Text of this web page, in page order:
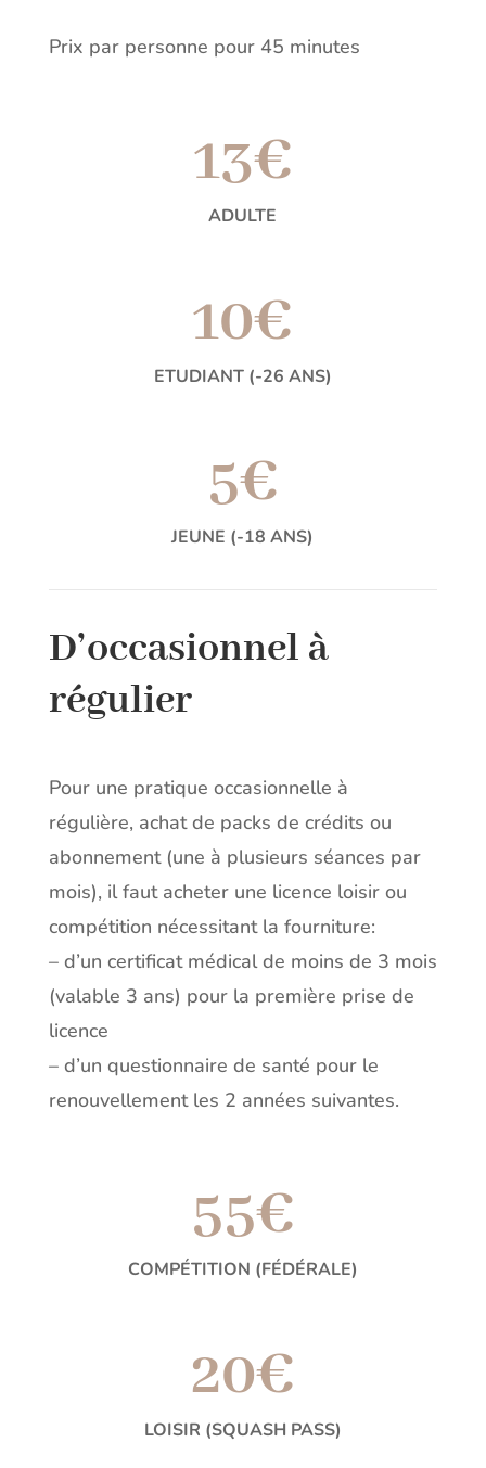
Prix par personne pour 45 minutes
13€
ADULTE
10€
ETUDIANT (-26 ANS)
5€
JEUNE (-18 ANS)
D’occasionnel à
régulier
Pour une pratique occasionnelle à
régulière, achat de packs de crédits ou
abonnement (une à plusieurs séances par
mois), il faut acheter une licence loisir ou
compétition nécessitant la fourniture:
– d’un certificat médical de moins de 3 mois
(valable 3 ans) pour la première prise de
licence
– d’un questionnaire de santé pour le
renouvellement les 2 années suivantes.
55€
COMPÉTITION (FÉDÉRALE)
20€
LOISIR (SQUASH PASS)